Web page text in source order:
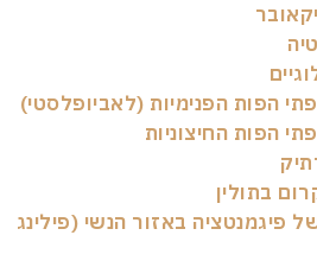
הפות הפנימיות (לאביופלסטי)
החיצוניות
בתולין
באזור הנשי (פילינג